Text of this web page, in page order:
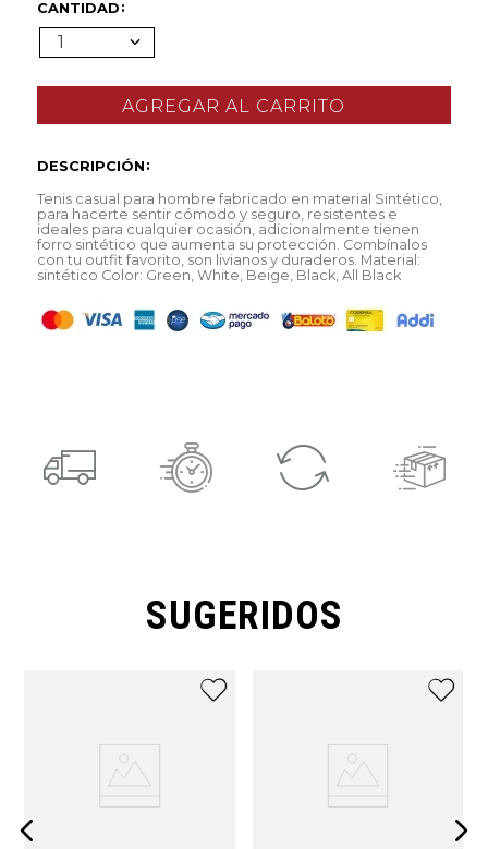
CANTIDAD
1
DESCRIPCIÓN
Tenis casual para hombre fabricado en material Sintético,
para hacerte sentir cómodo y seguro, resistentes e
ideales para cualquier ocasión, adicionalmente tienen
forro sintético que aumenta su protección. Combínalos
con tu outfit favorito, son livianos y duraderos. Material:
sintético Color: Green, White, Beige, Black, All Black
SUGERIDOS